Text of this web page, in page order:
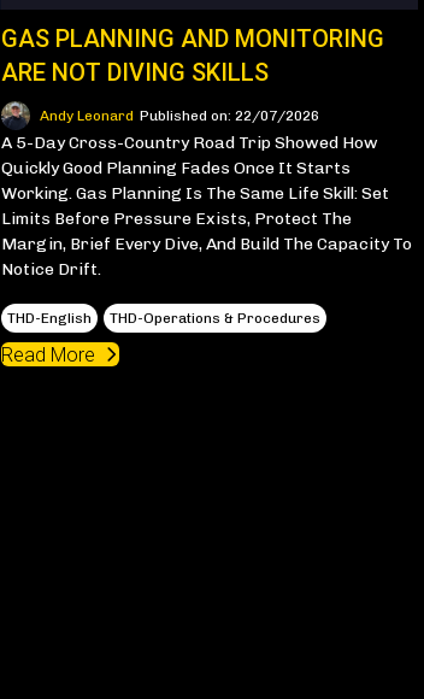
GAS PLANNING AND MONITORING
ARE NOT DIVING SKILLS
Andy Leonard Published on: 22/07/2026
A 5-Day Cross-Country Road Trip Showed How
Quickly Good Planning Fades Once It Starts
Working. Gas Planning Is The Same Life Skill: Set
Limits Before Pressure Exists, Protect The
Margin, Brief Every Dive, And Build The Capacity To
Notice Drift.
THD-English THD-Operations & Procedures
Read More